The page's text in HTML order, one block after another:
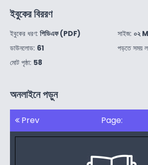
ইবুকের বিররণ
ইবুকের ধরণ: পিডিএফ (PDF)
ডাউনলোড: 61
মোট পৃষ্ঠা: 58
সাইজ: ০২
পড়তে সময়
অনলাইনে পড়ুন
Prev Page: